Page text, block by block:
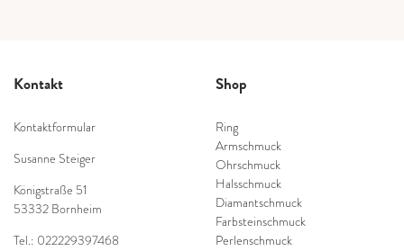
Kontakt
Kontaktformular
Susanne Steiger
Königstraße 51
53332 Bornheim
Tel.: 022229397468
Shop
Ring
Armschmuck
Ohrschmuck
Halsschmuck
Diamantschmuck
Farbsteinschmuck
Perlenschmuck